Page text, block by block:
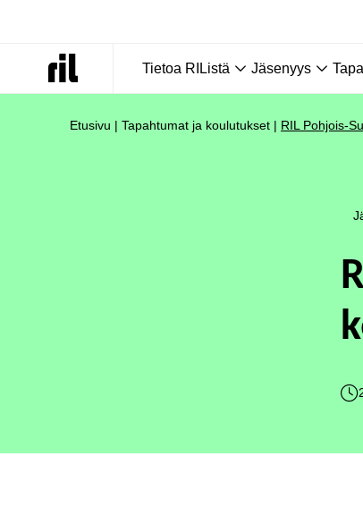
Tietoa RIListä Jäsenyys
Etusivu | Tapahtumat ja koulutukset | RIL Pohjois-